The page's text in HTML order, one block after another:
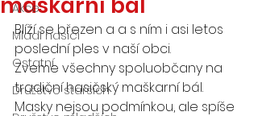
Akce
Mladí hasiči
Ostatní
Družstvo starších
Blíží se březen a a s ním i asi letos
poslední ples v naší obci.
Zveme všechny spoluobčany na
tradiční hasičský maškarní bál.
Masky nejsou podmínkou, ale spíše